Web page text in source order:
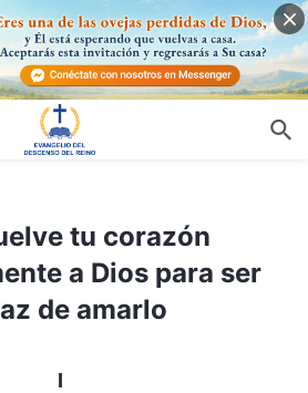
tu corazón
a Dios para ser
de amarlo
I